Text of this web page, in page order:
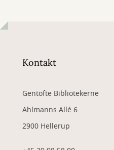
Kontakt
Gentofte Bibliotekerne
Ahlmanns Allé 6
2900 Hellerup